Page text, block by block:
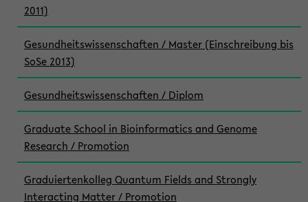
2011)
Gesundheitswissenschaften / Master (Einschreibung bis
SoSe 2013)
Gesundheitswissenschaften / Diplom
Graduate School in Bioinformatics and Genome
Research / Promotion
Graduiertenkolleg Quantum Fields and Strongly
Interacting Matter / Promotion